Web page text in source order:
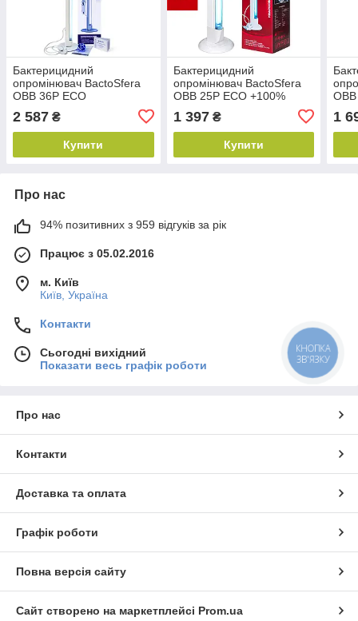
Бактерицидний
опромінювач BactoSfera
OBB 36P ECO
2 587 ₴
Купити
Бактерицидний
опромінювач BactoSfera
OBB 25P ECO +100%
1 397₴
Купити
1
Про нас
94% позитивних з 959 відгуків за рік
Працює з 05.02.2016
м. Київ
Київ, Україна
Контакти
Сьогодні вихідний
Показати весь графік роботи
Про нас
Контакти
Доставка та оплата
Графік роботи
Повна версія сайту
Сайт створено на маркетплейсі Prom.ua
КНОПКА
ЗВ'ЯЗКУ